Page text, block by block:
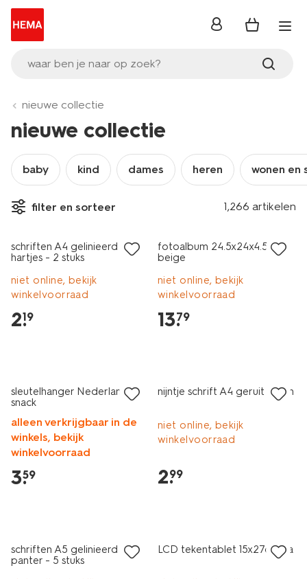
waar ben je naar op zoek?
inloggen
nieuwe collectie
nieuwe collectie
baby kind dames heren wonen en
filter en sorteer 1,266 artikelen
nieuw
schriften A4 gelinieerd
hartjes - 2 stuks
niet online, bekijk
winkelvoorraad
2.
19
fotoalbum 24.5x24x4.5cm
beige
niet online, bekijk
winkelvoorraad
13.
79
sleutelhanger Nederlandse
snack
alleen verkrijgbaar in de
winkels, bekijk
winkelvoorraad
3.
59
nijntje schrift A4 geruit 10mm
niet online, bekijk
winkelvoorraad
2.
99
schriften A5 gelinieerd
panter - 5 stuks
LCD tekentablet 15x27cm lila